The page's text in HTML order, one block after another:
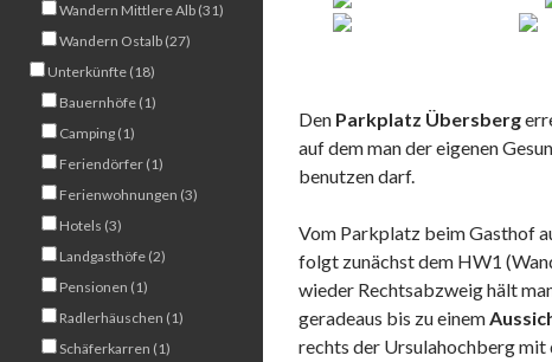
Den Parkplatz Übersberg
auf dem man der eigenen
benutzen darf.
Vom Parkplatz beim Gasthof
folgt zunächst dem HW1
wieder Rechtsabzweig hält
geradeaus bis zu einem
rechts der Ursulahochberg
Wandern Mittlere Alb (31)
Wandern Ostalb (27)
Unterkünfte (18)
Bauernhöfe (1)
Camping (1)
Feriendörfer (1)
Ferienwohnungen (3)
Hotels (3)
Landgasthöfe (2)
Pensionen (1)
Radlerhäuschen (1)
Schäferkarren (1)